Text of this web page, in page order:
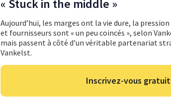
« Stuck in the middle »
Aujourd’hui, les marges ont la vie dure, la
et fournisseurs sont « un peu coincés », selon
mais passent à côté d’un véritable partenariat
Vankelst.
Inscrivez-vous